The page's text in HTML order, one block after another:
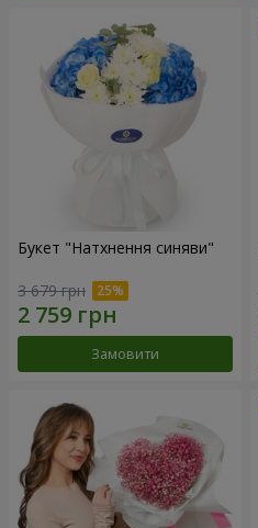
Букет "Натхнення синяви"
3 679 грн
Замовити